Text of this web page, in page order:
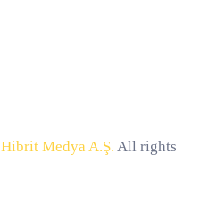
Hibrit Medya A.Ş. All rights